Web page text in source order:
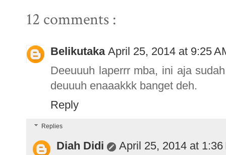
12 comments :
Belikutaka April 25, 2014 at 9:25
Deeuuuh laperrr mba, ini aja
deuuuh enaaakkk banget deh.
Reply
Replies
Diah Didi
April 25, 2014 at 1:36